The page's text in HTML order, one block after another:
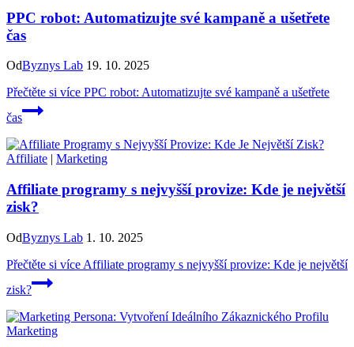
PPC robot: Automatizujte své kampaně a ušetřete
čas
OdByznys Lab 19. 10. 2025
Přečtěte si více PPC robot: Automatizujte své kampaně a ušetřete
čas
Affiliate | Marketing
Affiliate programy s nejvyšší provize: Kde je největší
zisk?
OdByznys Lab 1. 10. 2025
Přečtěte si více Affiliate programy s nejvyšší provize: Kde je největší
zisk?
Marketing